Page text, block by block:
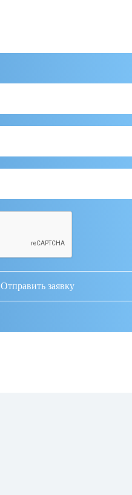
Отправить заявку